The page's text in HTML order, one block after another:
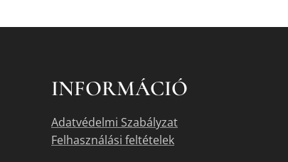
INFORMÁCIÓ
Adatvédelmi Szabályzat
Felhasználási feltételek